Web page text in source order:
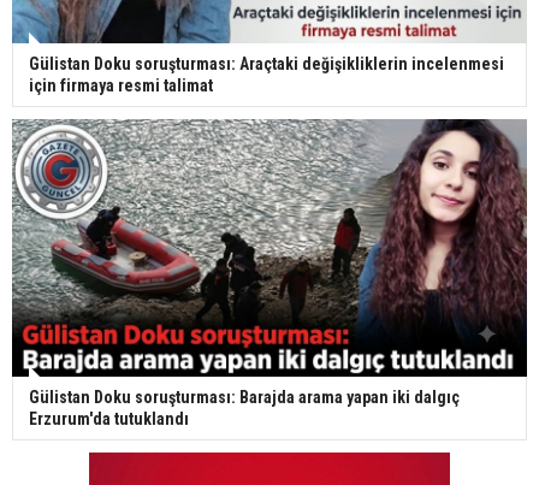
Gülistan Doku soruşturması: Araçtaki değişikliklerin incelenmesi
için firmaya resmi talimat
Gülistan Doku soruşturması: Barajda arama yapan iki dalgıç
Erzurum'da tutuklandı